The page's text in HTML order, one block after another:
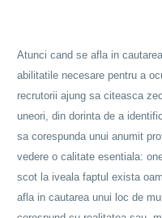
Atunci cand se afla in
abilitatile necesare pentru a
recrutorii ajung sa citeasca
uneori, din dorinta de a
sa corespunda unui anumit
vedere o calitate esentiala:
scot la iveala faptul exista
afla in cautarea unui loc de